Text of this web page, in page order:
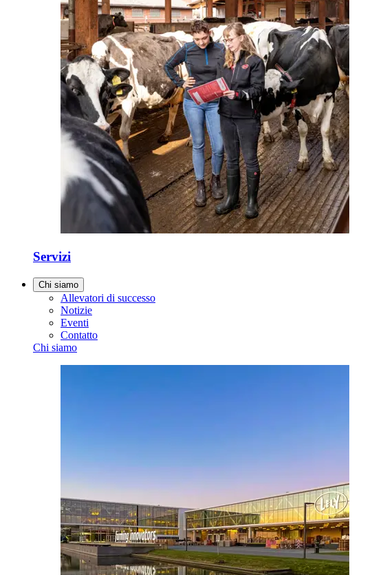
Servizi
Chi siamo
Allevatori di successo
Notizie
Eventi
Contatto
Chi siamo